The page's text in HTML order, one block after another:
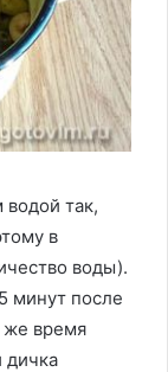
так,
в
воды).
минут после
же время
дичка